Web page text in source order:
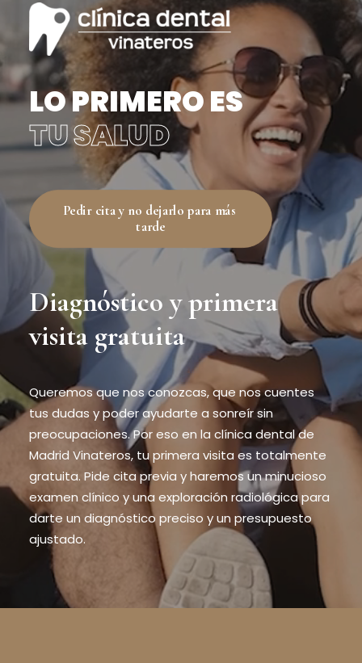
LO PRIMERO ES
TU SALUD
Pedir cita y no dejarlo para más
tarde
Diagnóstico y primera
visita gratuita
Queremos que nos conozcas, que nos cuentes
tus dudas y poder ayudarte a sonreír sin
preocupaciones. Por eso en la clínica dental de
Madrid Vinateros, tu primera visita es totalmente
gratuita. Pide cita previa y haremos un minucioso
examen clínico y una exploración radiológica para
darte un diagnóstico preciso y un presupuesto
ajustado.